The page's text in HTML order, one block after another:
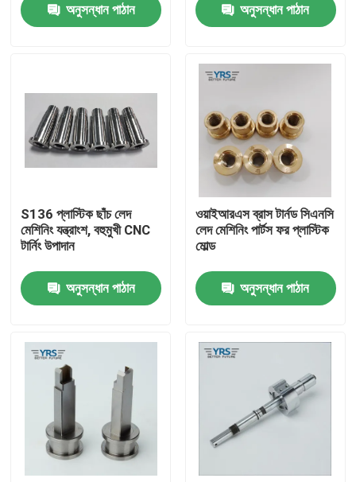
বাড়ি
আমাদের সম্পর্কে
কারখানা ভ্রমণ
মান নিয়ন্ত্রণ
যোগাযোগ করুন
নির্ভুলতা মেশিন অংশ
সিএনসি মেশিনযুক্ত অংশ
অনুসন্ধান পাঠান অনুসন্ধান পাঠান
S136 প্লাস্টিক ছাঁচ লেদ
মেশিনিং যন্ত্রাংশ, বহুমুখী CNC
টার্নিং উপাদান
অনুসন্ধান পাঠান
ওয়াইআরএস ব্রাস টার্নড সিএনসি
লেদ মেশিনিং পার্টস ফর প্লাস্টিক
মোল্ড
অনুসন্ধান পাঠান